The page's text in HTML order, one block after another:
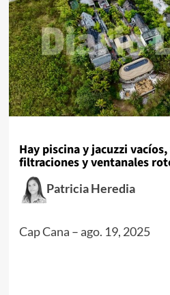
Hay piscina y jacuzzi
filtraciones y ventanales
Patricia Heredia
Cap Cana – ago. 19, 2025